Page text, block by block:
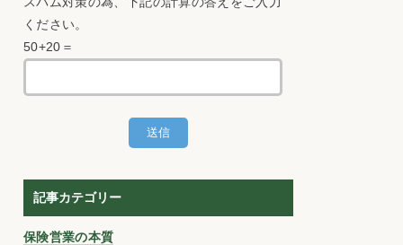
ください。
50+20＝
記事カテゴリー
保険営業の本質